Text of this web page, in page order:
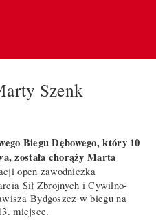
Szenk
Biegu Dębowego, który 10
została chorąży Marta
open zawodniczka
Sił Zbrojnych i Cywilno-
Bydgoszcz w biegu na
miejsce.